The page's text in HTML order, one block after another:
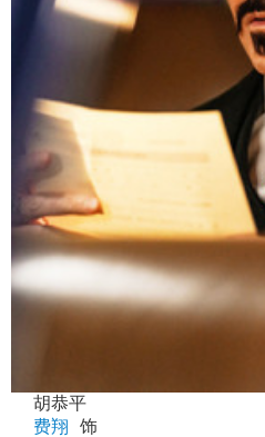
胡恭平
费翔
饰